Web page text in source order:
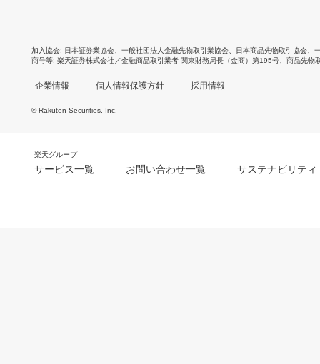
加入協会 日本証券業協会 一般社団法人金融先物取引業協会 日本商品先物取引協会
商号等 楽天証券株式会社／金融商品取引業者 関東財務局長（金商）第195号、商品先物
企業情報 個人情報保護方針 採用情報
© Rakuten Securities, Inc.
楽天グループ
サービス一覧 お問い合わせ一覧 サステナビリティ